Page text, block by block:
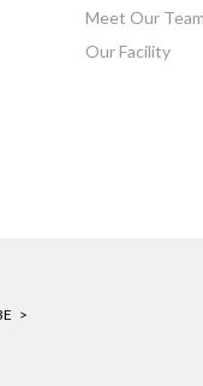
Meet Our Team
Our Facility
>